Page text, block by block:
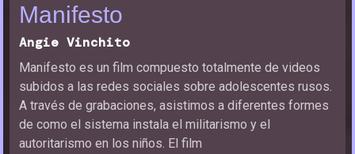
Manifesto
Angie Vinchito
Manifesto es un film compuesto totalmente de videos
subidos a las redes sociales sobre adolescentes rusos.
A través de grabaciones, asistimos a diferentes formes
de como el sistema instala el militarismo y el
autoritarismo en los niños. El film